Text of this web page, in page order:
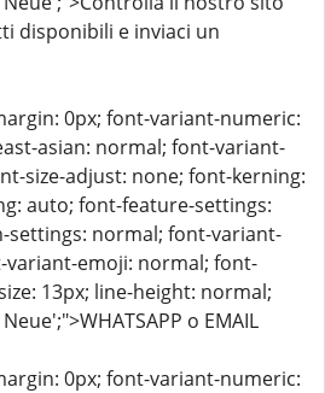
disponibili e inviaci un
0px; font-variant-numeric:
asian: normal; font-variant-
size-adjust: none; font-kerning:
auto; font-feature-settings:
normal; font-variant-
emoji: normal; font-
13px; line-height: normal;
o EMAIL
0px; font-variant-numeric: